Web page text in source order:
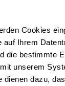
Cookies
auf Ihrem
die bestimmte
unserem
dienen dazu,
Maps